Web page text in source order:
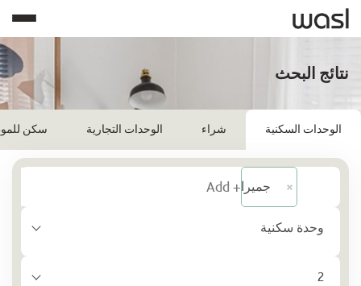
نتائج البحث
الوحدات السكنية شراء الوحدات التجارية سكن
جميرا 1
وحدة سكنية
2